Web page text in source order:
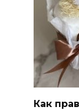
Как